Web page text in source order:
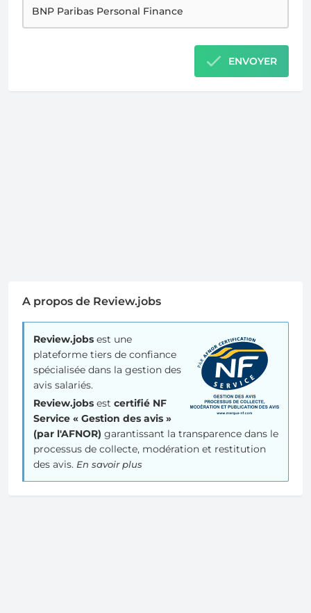
ENVOYER
A propos de Review.jobs
Review.jobs est une
plateforme tiers de confiance
spécialisée dans la gestion des
avis salariés.
Review.jobs est certifié NF
Service « Gestion des avis »
(par l'AFNOR) garantissant la transparence dans le
processus de collecte, modération et restitution
des avis. En savoir plus